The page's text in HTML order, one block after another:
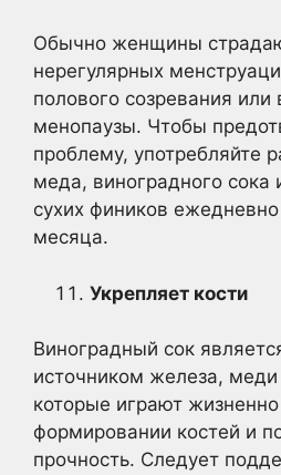
Обычно женщины
нерегулярных
полового созревания или
менопаузы. Чтобы
проблему, употребляйте
меда, виноградного сока
сухих фиников
месяца.
Укрепляет кости
Виноградный сок
источником железа,
которые играют
формировании костей и
прочность. Следует